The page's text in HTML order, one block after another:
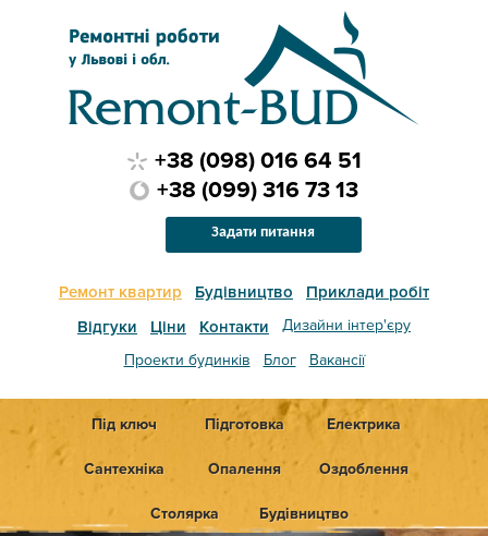
Ремонт квартир Будівництво
Приклади робіт
Відгуки
Ціни Контакти
Дизайни інтер'єру
Проекти будинків
Блог Вакансії
+38 (098) 016 64 51
+38 (099) 316 73 13
Задати питання
Під ключ Підготовка Електрика
Сантехніка Опалення Оздоблення
Столярка Будівництво